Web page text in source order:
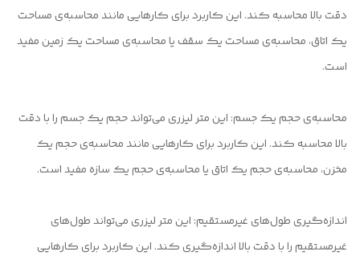
دقت بالا محاسبه کند. این کاربرد برای کارهایی مانند محاسبه‌ی مساحت
یک اتاق، محاسبه‌ی مساحت یک سقف یا محاسبه‌ی مساحت یک زمین مفید
است.
محاسبه‌ی حجم یک جسم: این متر لیزری می‌تواند حجم یک جسم را با دقت
بالا محاسبه کند. این کاربرد برای کارهایی مانند محاسبه‌ی حجم یک
مخزن، محاسبه‌ی حجم یک اتاق یا محاسبه‌ی حجم یک سازه مفید است.
اندازه‌گیری طول‌های غیرمستقیم: این متر لیزری می‌تواند طول‌های
غیرمستقیم را با دقت بالا اندازه‌گیری کند. این کاربرد برای کارهایی